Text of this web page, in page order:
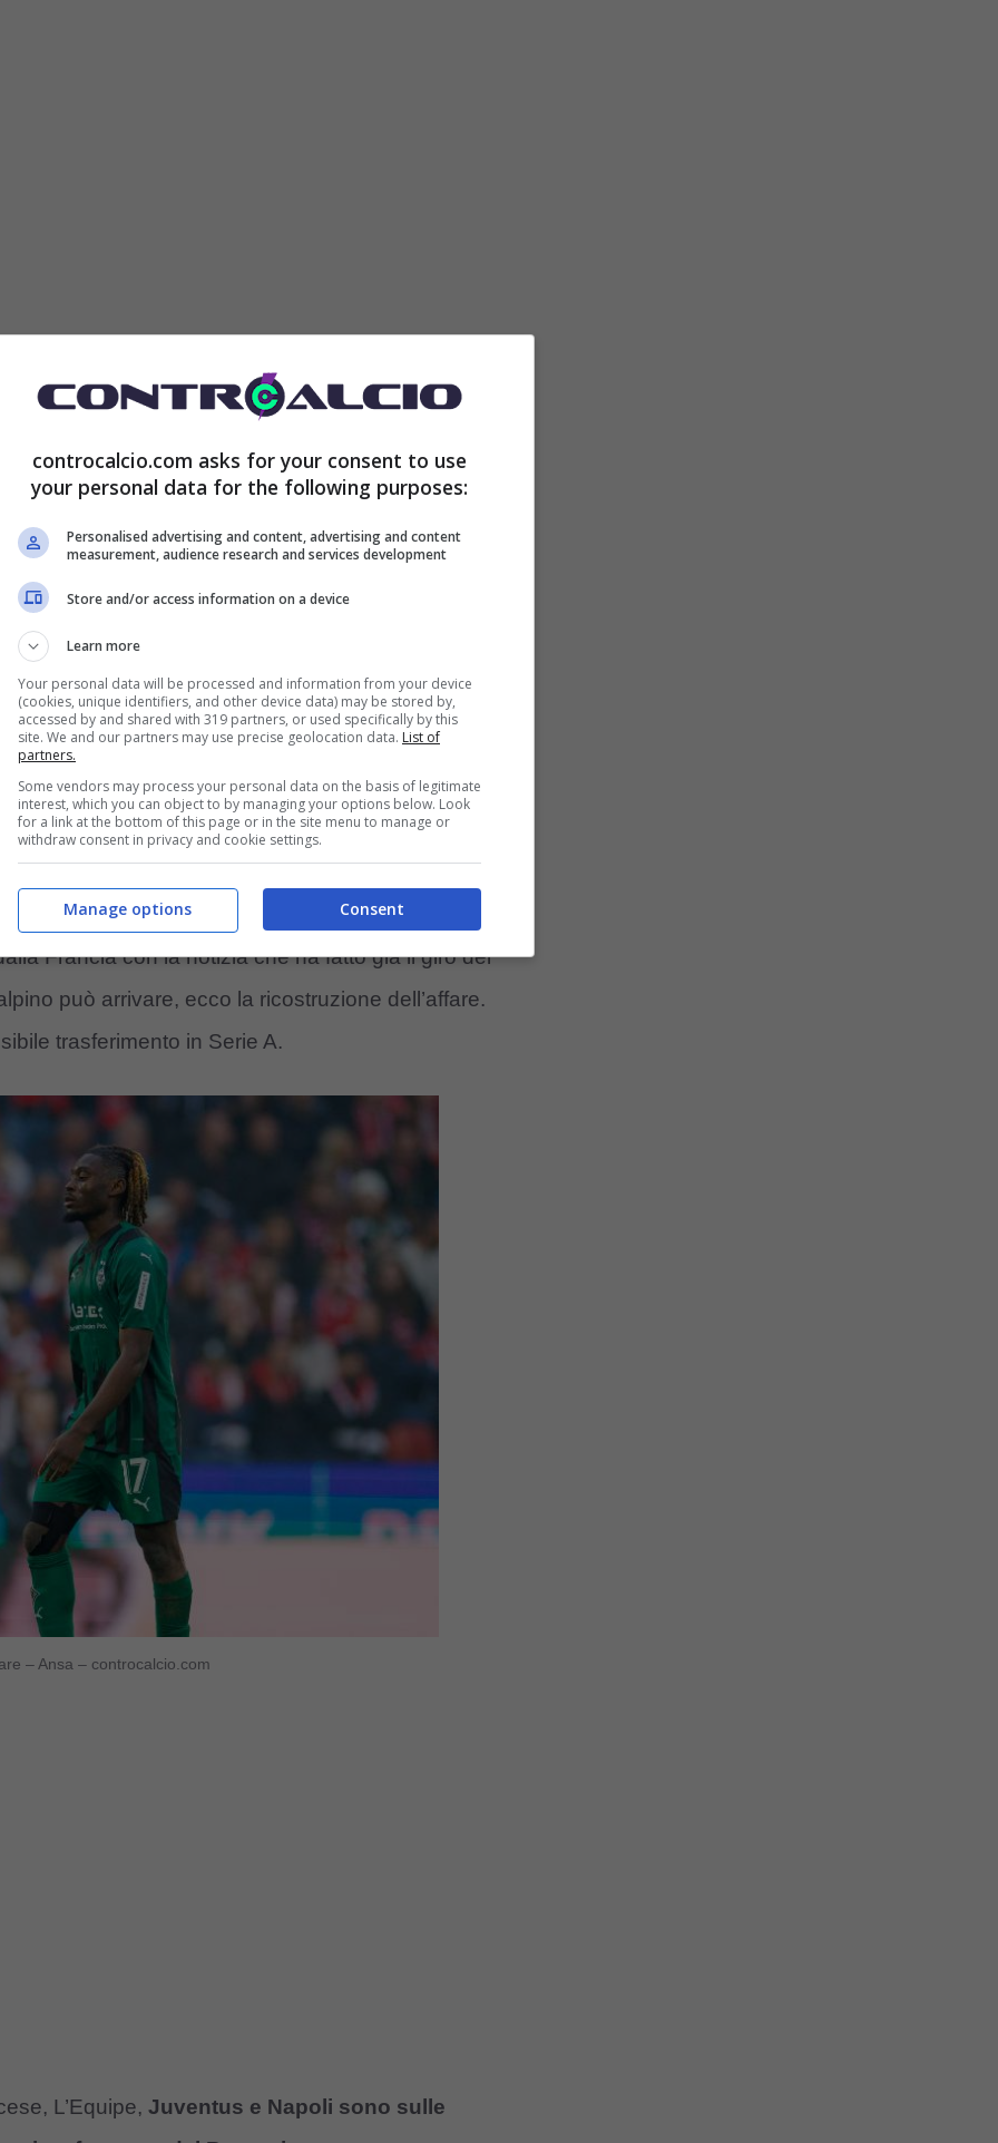
al momento giusto per le tante big della Serie A
profilo davvero interessante da chiudere in
il tasso tecnico.
con tanti club italiani pronti ad investire tanti
può arrivare
Francia con la notizia che ha fatto già il giro dei
può arrivare, ecco la ricostruzione dell’affare.
trasferimento in Serie A.
– Ansa – controcalcio.com
L’Equipe, Juventus e Napoli sono sulle
controcalcio.com asks for your consent to use
your personal data for the following purposes:
Personalised advertising and content, advertising and content
measurement, audience research and services development
Store and/or access information on a device
Learn more
Your personal data will be processed and information from your device
(cookies, unique identifiers, and other device data) may be stored by,
accessed by and shared with 319 partners, or used specifically by this
site. We and our partners may use precise geolocation data. List of
partners.
Some vendors may process your personal data on the basis of legitimate
interest, which you can object to by managing your options below. Look
for a link at the bottom of this page or in the site menu to manage or
withdraw consent in privacy and cookie settings.
Consent
Manage options